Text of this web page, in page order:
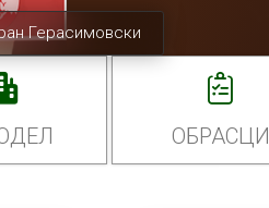
Герасимовски
ОБРАСЦИ